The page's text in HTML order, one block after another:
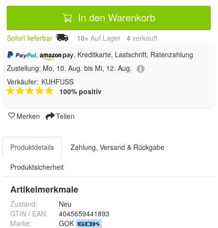
In den Warenkorb
Sofort lieferbar 10+ Auf Lager 4 verkauft
,
, Kreditkarte, Lastschrift, Ratenzahlung
Zustellung: Mo, 10. Aug. bis Mi, 12. Aug.
Verkäufer: KUHFUSS
100% positiv
Merken Teilen
Produktdetails Zahlung, Versand & Rückgabe
Produktsicherheit
Artikelmerkmale
Zustand:
Neu
GTIN / EAN:
4045659441893
Marke:
GOK